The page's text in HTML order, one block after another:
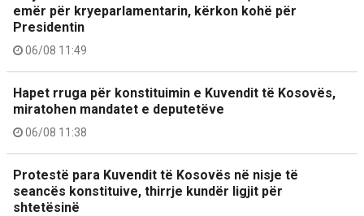
emër për kryeparlamentarin, kërkon kohë për
Presidentin
06/08 11:49
Hapet rruga për konstituimin e Kuvendit të Kosovës,
miratohen mandatet e deputetëve
06/08 11:38
Protestë para Kuvendit të Kosovës në nisje të
seancës konstituive, thirrje kundër ligjit për
shtetësinë